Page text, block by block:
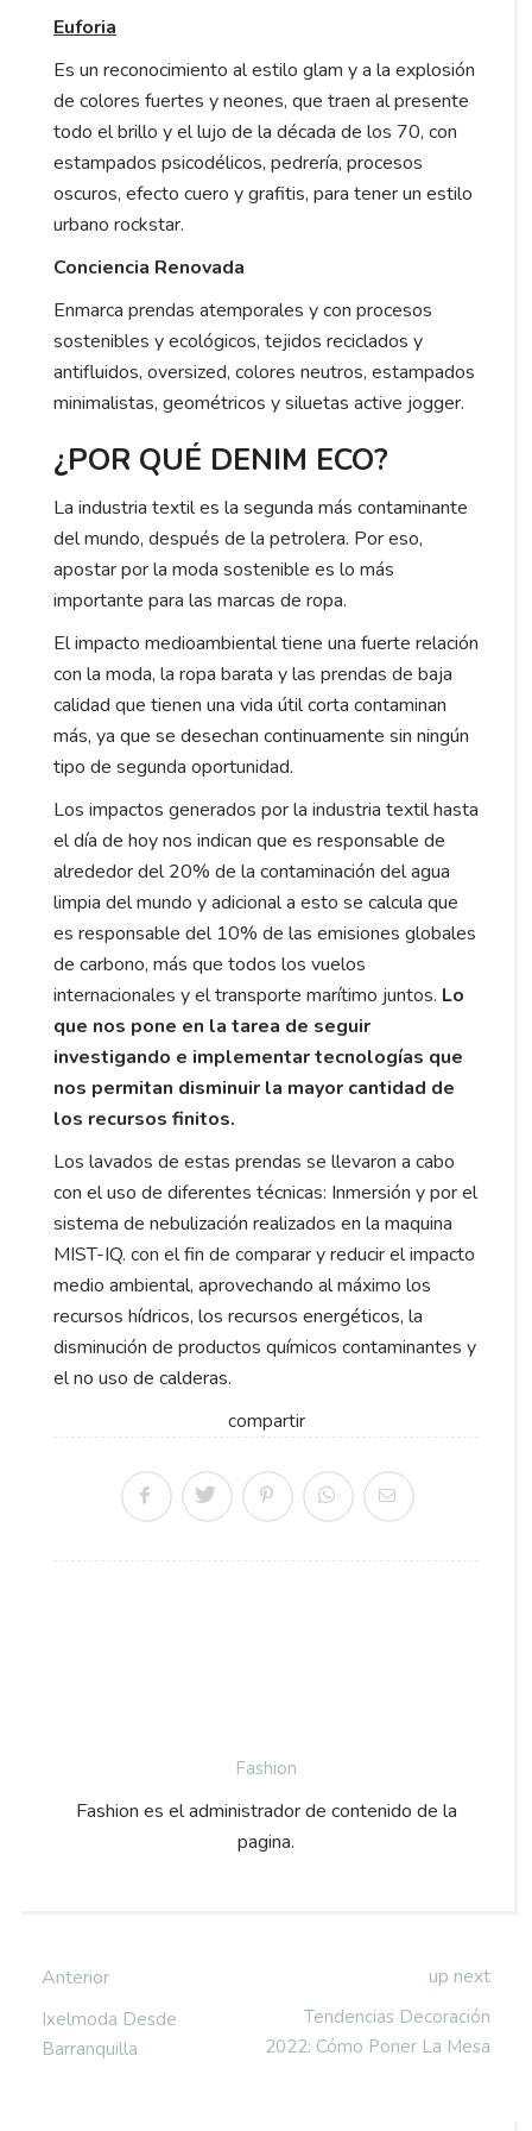
Euforia
Es un reconocimiento al estilo glam y a la explosión
de colores fuertes y neones, que traen al presente
todo el brillo y el lujo de la década de los 70, con
estampados psicodélicos, pedrería, procesos
oscuros, efecto cuero y grafitis, para tener un estilo
urbano rockstar.
Conciencia Renovada
Enmarca prendas atemporales y con procesos
sostenibles y ecológicos, tejidos reciclados y
antifluidos, oversized, colores neutros, estampados
minimalistas, geométricos y siluetas active jogger.
¿POR QUÉ DENIM ECO?
La industria textil es la segunda más contaminante
del mundo, después de la petrolera. Por eso,
apostar por la moda sostenible es lo más
importante para las marcas de ropa.
El impacto medioambiental tiene una fuerte relación
con la moda, la ropa barata y las prendas de baja
calidad que tienen una vida útil corta contaminan
más, ya que se desechan continuamente sin ningún
tipo de segunda oportunidad.
Los impactos generados por la industria textil hasta
el día de hoy nos indican que es responsable de
alrededor del 20% de la contaminación del agua
limpia del mundo y adicional a esto se calcula que
es responsable del 10% de las emisiones globales
de carbono, más que todos los vuelos
internacionales y el transporte marítimo juntos. Lo
que nos pone en la tarea de seguir
investigando e implementar tecnologías que
nos permitan disminuir la mayor cantidad de
los recursos finitos.
Los lavados de estas prendas se llevaron a cabo
con el uso de diferentes técnicas: Inmersión y por el
sistema de nebulización realizados en la maquina
MIST-IQ. con el fin de comparar y reducir el impacto
medio ambiental, aprovechando al máximo los
recursos hídricos, los recursos energéticos, la
disminución de productos químicos contaminantes y
el no uso de calderas.
compartir
Fashion
Fashion es el administrador de contenido de la
pagina.
Anterior
Ixelmoda Desde
Barranquilla
up next
Tendencias Decoración
2022: Cómo Poner La Mesa